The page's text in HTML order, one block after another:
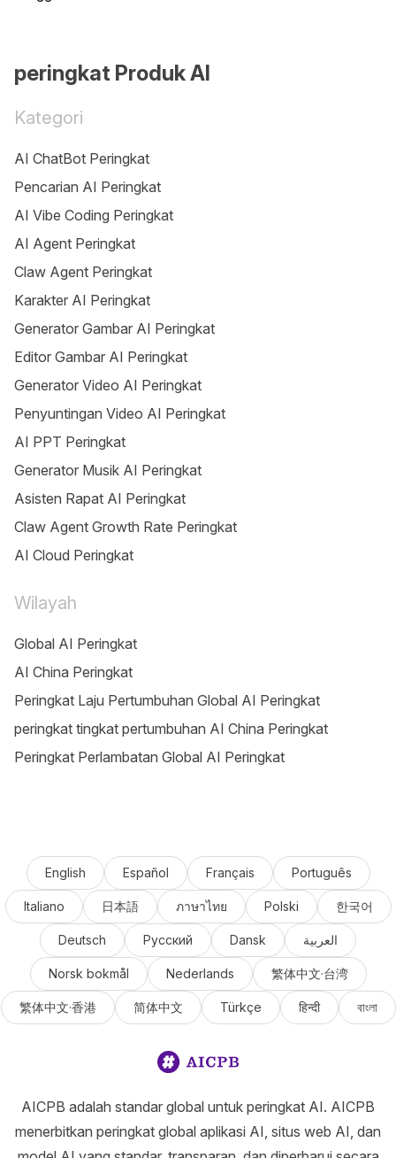
peringkat Produk AI
Kategori
AI ChatBot Peringkat
Pencarian AI Peringkat
AI Vibe Coding Peringkat
AI Agent Peringkat
Claw Agent Peringkat
Karakter AI Peringkat
Generator Gambar AI Peringkat
Editor Gambar AI Peringkat
Generator Video AI Peringkat
Penyuntingan Video AI Peringkat
AI PPT Peringkat
Generator Musik AI Peringkat
Asisten Rapat AI Peringkat
Claw Agent Growth Rate Peringkat
AI Cloud Peringkat
Wilayah
Global AI Peringkat
AI China Peringkat
Peringkat Laju Pertumbuhan Global AI Peringkat
peringkat tingkat pertumbuhan AI China Peringkat
Peringkat Perlambatan Global AI Peringkat
English Español Français Português
Italiano 日本語 ภาษาไทย Polski 한국어
Deutsch Русский Dansk العربية
Norsk bokmål Nederlands 繁体中文·台湾
繁体中文·香港 简体中文 Türkçe हिन्दी বাংলা
AICPB adalah standar global untuk peringkat AI. AICPB
menerbitkan peringkat global aplikasi AI, situs web AI, dan